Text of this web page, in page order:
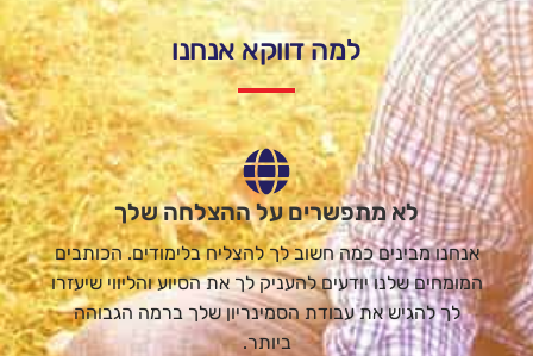
למה דווקא אנחנו
לא מתפשרים על ההצלחה שלך
אנחנו מבינים כמה חשוב לך להצליח בלימודים. הכותבים
המומחים שלנו יודעים להעניק לך את הסיוע והליווי שיעזרו
לך להגיש את עבודת הסמינריון שלך ברמה הגבוהה
ביותר.